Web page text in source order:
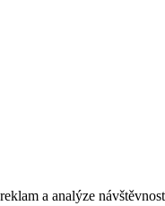
a analýze